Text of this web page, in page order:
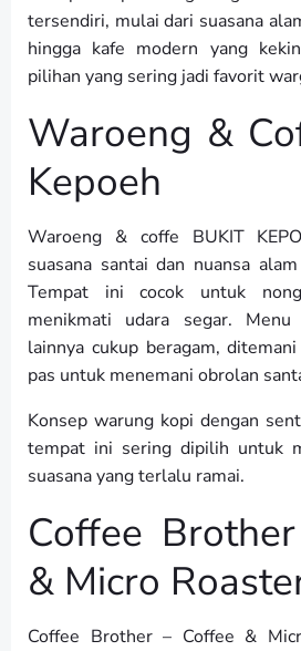
tersendiri, mulai dari suasana
hingga kafe modern yang
pilihan yang sering jadi favorit
Waroeng &
Kepoeh
Waroeng & coffe BUKIT
suasana santai dan nuansa
Tempat ini cocok untuk
menikmati udara segar.
lainnya cukup beragam,
pas untuk menemani obrolan
Konsep warung kopi dengan
tempat ini sering dipilih untuk
suasana yang terlalu ramai.
Coffee
& Micro
Coffee Brother – Coffee &